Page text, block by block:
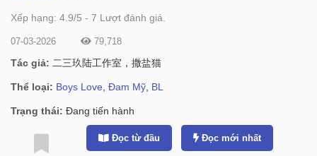
Xếp hạng: 4.9/5 - 7 Lượt đánh giá.
07-03-2026 79,718
Tác giả: 二三玖陆工作室，撒盐猫
Thể loại: Boys Love Đam Mỹ BL
Trạng thái: Đang tiến hành
Đọc từ đầu Đọc mới nhất